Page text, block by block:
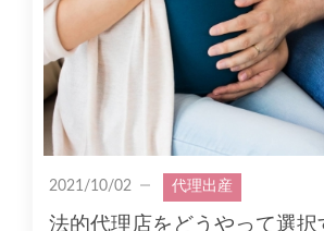
2021/10/02 代理出産
法的代理店をどうやって選択